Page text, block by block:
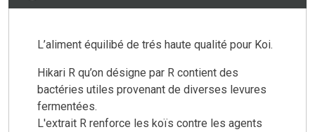
L’aliment équilibé de trés haute qualité pour Koi.
Hikari R qu’on désigne par R contient des
bactéries utiles provenant de diverses levures
fermentées.
L'extrait R renforce les koïs contre les agents